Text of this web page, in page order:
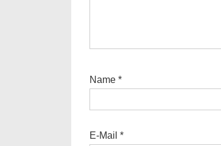
Name *
E-Mail *